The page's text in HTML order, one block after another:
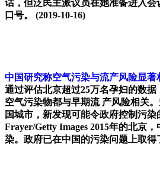
话，但泛民主派议员在她准备进入会
口号。
(2019-10-16)
中国研究称空气污染与流产风险显著
通过评估北京超过25万名孕妇的数
空气污染物都与早期流 产风险相关
国城市，新发现可能令政府控制污
Frayer/Getty Images 2015年的北京
染。政府已在中国的污染问题上取得